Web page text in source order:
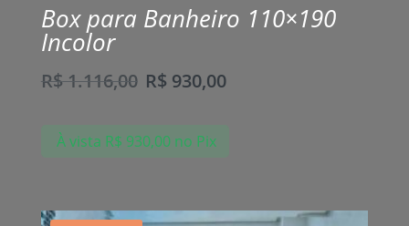
Box para Banheiro 110×190
Incolor
R$1.116,00 R$930,00
À vista R$ 930,00 no Pix